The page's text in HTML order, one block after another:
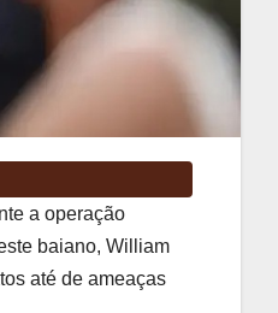
a operação
baiano, William
até de ameaças